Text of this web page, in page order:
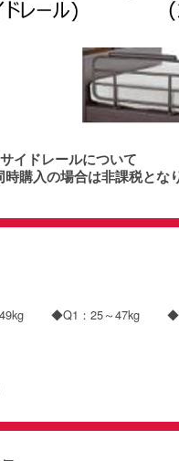
イドレールについて
購入の場合は非課税とな
◆Q1：25～47kg